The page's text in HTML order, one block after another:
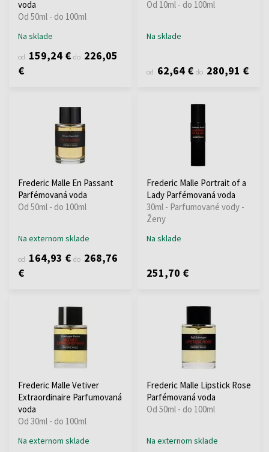
voda
Od 50ml - do 100ml
Na sklade
od 159,24 € do 226,05
€
Od 10ml - do 100ml
Na sklade
od 62,64 € do 280,91 €
Frederic Malle En Passant
Parfémovaná voda
Od 50ml - do 100ml
Na externom sklade
od 164,93 € do 268,76
€
Frederic Malle Portrait of a
Lady Parfémovaná voda
30ml - Parfumované vody -
Ženy
Na sklade
251,70 €
Frederic Malle Vetiver
Extraordinaire Parfumovaná
voda
Od 30ml - do 100ml
Na externom sklade
Frederic Malle Lipstick Rose
Parfémovaná voda
Od 50ml - do 100ml
Na externom sklade